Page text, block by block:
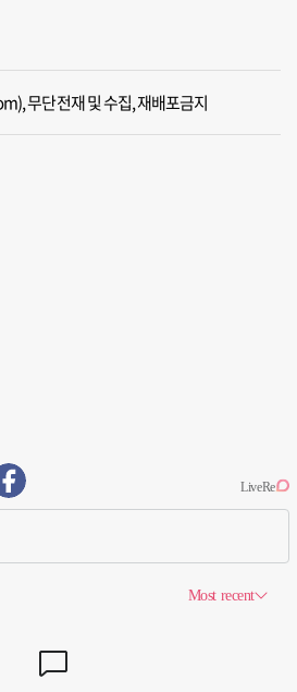
무단전재 및 수집, 재배포금지